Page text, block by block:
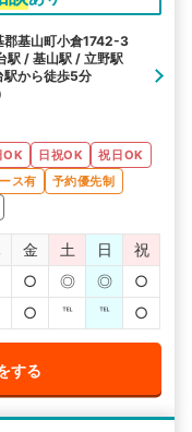
郡基山町小倉1742-3
駅 / 基山駅 / 立野駅
駅から徒歩5分
OK 日祝OK
祝日OK
ス有
予約優先制
金 土 日
祝
○ ◎ ◎
○
○ ℡ ℡ ○
する